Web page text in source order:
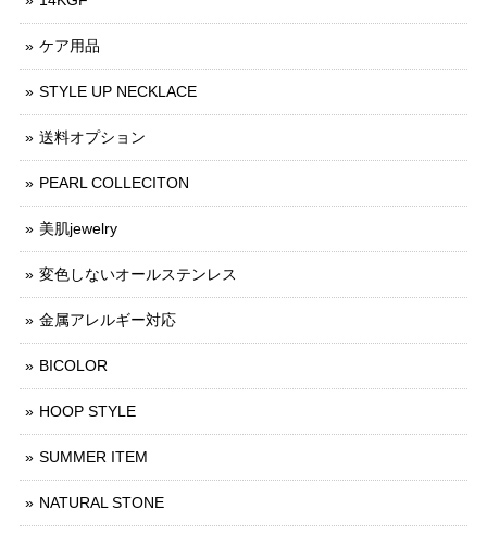
ケア用品
STYLE UP NECKLACE
送料オプション
PEARL COLLECITON
美肌jewelry
変色しないオールステンレス
金属アレルギー対応
BICOLOR
HOOP STYLE
SUMMER ITEM
NATURAL STONE